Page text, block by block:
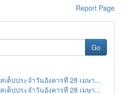
Report Page
Go
เต็ปประจำวันอังคารที่ 28 เมษา...
เต็ปประจำวันอังคารที่ 28 เมษา...